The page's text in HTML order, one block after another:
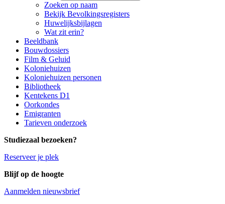
Zoeken op naam
Bekijk Bevolkingsregisters
Huwelijksbijlagen
Wat zit erin?
Beeldbank
Bouwdossiers
Film & Geluid
Koloniehuizen
Koloniehuizen personen
Bibliotheek
Kentekens D1
Oorkondes
Emigranten
Tarieven onderzoek
Studiezaal bezoeken?
Reserveer je plek
Blijf op de hoogte
Aanmelden nieuwsbrief